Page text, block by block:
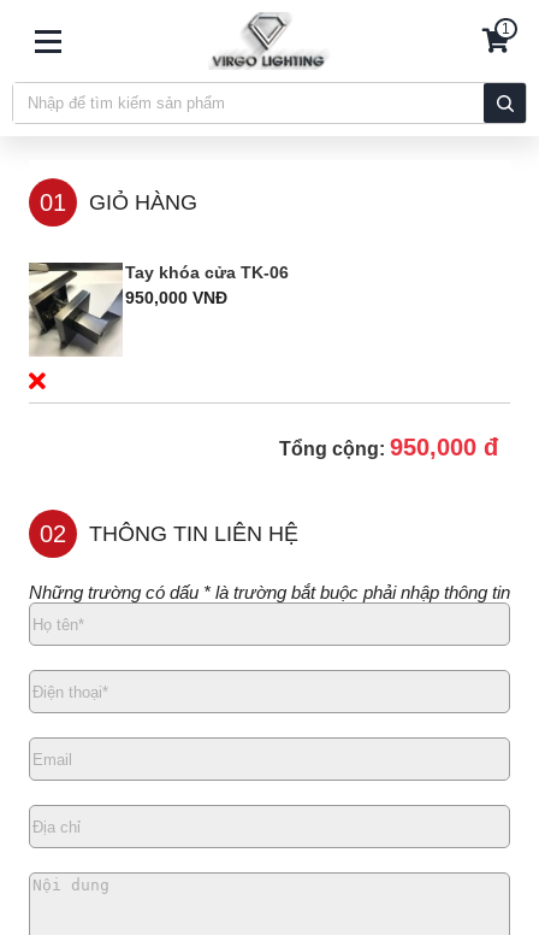
1
01 GIỎ HÀNG
Tay khóa cửa TK-06
950,000 VNĐ
Tổng cộng: 950,000 đ
02 THÔNG TIN LIÊN HỆ
Những trường có dấu * là trường bắt buộc phải nhập thông tin